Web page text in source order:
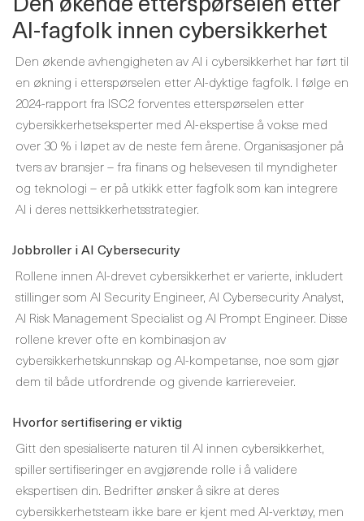
AI-fagfolk innen cybersikkerhet
Den økende avhengigheten av AI i cybersikkerhet har ført til
en økning i etterspørselen etter AI-dyktige fagfolk. I følge en
2024-rapport fra ISC2 forventes etterspørselen etter
cybersikkerhetseksperter med AI-ekspertise å vokse med
over 30 % i løpet av de neste fem årene. Organisasjoner på
tvers av bransjer – fra finans og helsevesen til myndigheter
og teknologi – er på utkikk etter fagfolk som kan integrere
AI i deres nettsikkerhetsstrategier.
Jobbroller i AI Cybersecurity
Rollene innen AI-drevet cybersikkerhet er varierte, inkludert
stillinger som AI Security Engineer, AI Cybersecurity Analyst,
AI Risk Management Specialist og AI Prompt Engineer. Disse
rollene krever ofte en kombinasjon av
cybersikkerhetskunnskap og AI-kompetanse, noe som gjør
dem til både utfordrende og givende karriereveier.
Hvorfor sertifisering er viktig
Gitt den spesialiserte naturen til AI innen cybersikkerhet,
spiller sertifiseringer en avgjørende rolle i å validere
ekspertisen din. Bedrifter ønsker å sikre at deres
cybersikkerhetsteam ikke bare er kjent med AI-verktøy, men